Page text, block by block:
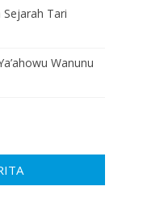
Sejarah Tari
Wanunu